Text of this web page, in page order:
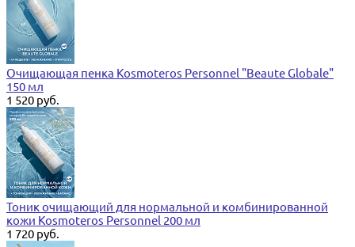
Очищающая пенка Kosmoteros Personnel "Beaute Globale"
150 мл
1 520 руб.
Тоник очищающий для нормальной и комбинированной
кожи Kosmoteros Personnel 200 мл
1 720 руб.